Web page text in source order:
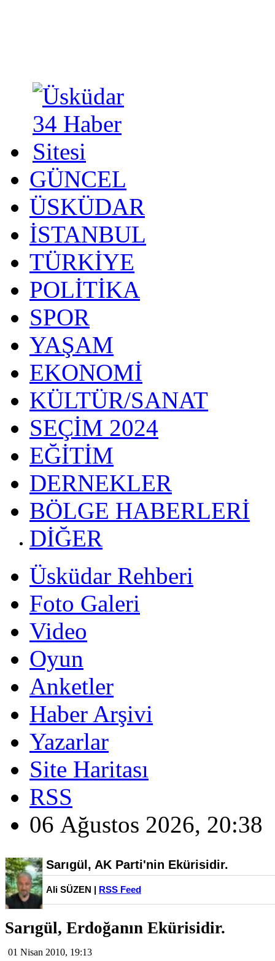
GÜNCEL
ÜSKÜDAR
İSTANBUL
TÜRKİYE
POLİTİKA
SPOR
YAŞAM
EKONOMİ
KÜLTÜR/SANAT
SEÇİM 2024
EĞİTİM
DERNEKLER
BÖLGE HABERLERİ
DİĞER
Üsküdar Rehberi
Foto Galeri
Video
Oyun
Anketler
Haber Arşivi
Yazarlar
Site Haritası
RSS
06 Ağustos 2026, 20:38
Sarıgül, AK Parti'nin Ekürisidir.
Ali SÜZEN | RSS Feed
Sarıgül, Erdoğanın Ekürisidir.
01 Nisan 2010, 19:13